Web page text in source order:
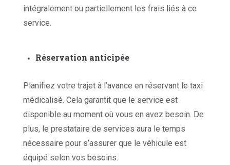
intégralement ou partiellement les frais liés à ce
service.
Réservation anticipée
Planifiez votre trajet à l’avance en réservant le taxi
médicalisé. Cela garantit que le service est
disponible au moment où vous en avez besoin. De
plus, le prestataire de services aura le temps
nécessaire pour s’assurer que le véhicule est
équipé selon vos besoins.